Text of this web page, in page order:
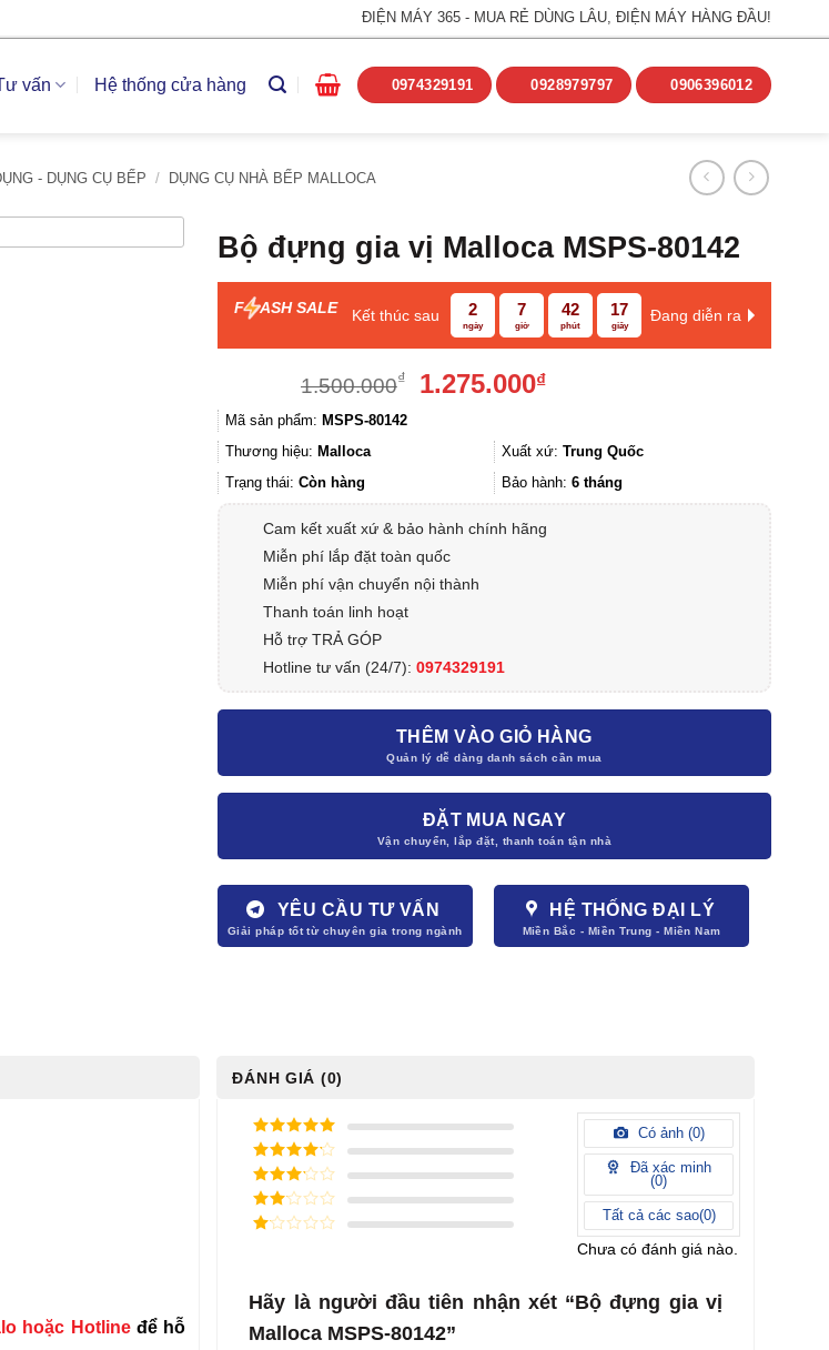
ĐIỆN MÁY 365 - MUA RẺ DÙNG LÂU, ĐIỆN MÁY HÀNG ĐẦU!
vấn Hệ thống cửa hàng 0974329191 0928979797 0906396012
- DỤNG CỤ BẾP / DỤNG CỤ NHÀ BẾP MALLOCA
Bộ đựng gia vị Malloca MSPS-80142
F ASH SALE Kết thúc sau 2
ngày
7
giờ
42
phút
17
giây
Đang diễn ra
1.500.000₫
Giá
1.500.000₫.
1.275.000₫Giá
là:
1.275.000₫.
Mã sản phẩm: MSPS-80142
Thương hiệu: Malloca Xuất xứ:Trung Quốc
Trạng thái: Còn hàng Bảo hành:6 tháng
Cam kết xuất xứ & bảo hành chính hãng
Miễn phí lắp đặt toàn quốc
Miễn phí vận chuyển nội thành
Thanh toán linh hoạt
Hỗ trợ TRẢ GÓP
Hotline tư vấn (24/7): 0974329191
THÊM VÀO GIỎ HÀNG
ĐẶT MUA NGAY
YÊU CẦU TƯ VẤN HỆ THỐNG ĐẠI LÝ
hoặc Hotlineđể hỗ
ĐÁNH GIÁ (0)
5/ 5 điểm
4/ 5
điểm
3/ 5
điểm
2/
điểm
Có ảnh (0)
Đã xác minh
(0)
Tất cả các sao(0)
Chưa có đánh giá nào.
Hãy là người đầu tiên nhận xét “Bộ đựng gia vị
Malloca MSPS-80142”